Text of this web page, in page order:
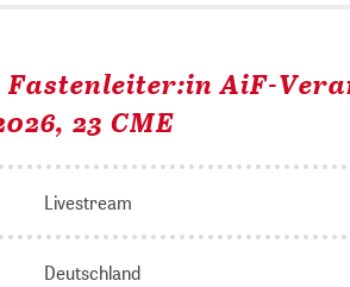
AiF-
23 CME
Livestream
Deutschland